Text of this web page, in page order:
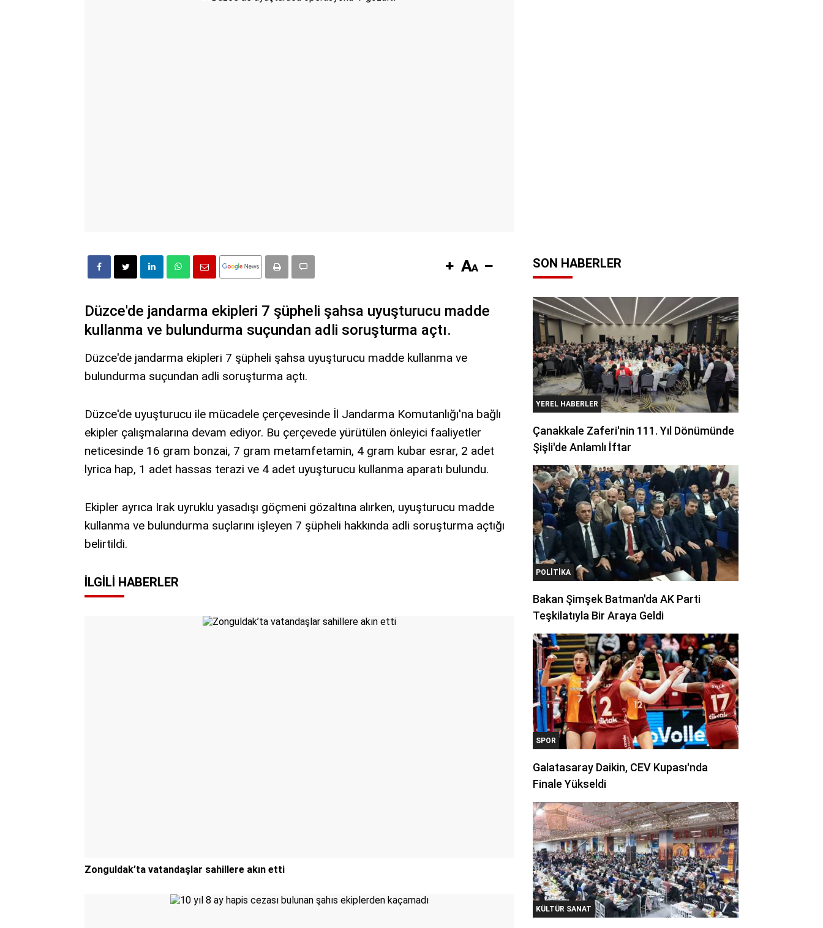
Düzce'de jandarma ekipleri 7 şüpheli şahsa uyuşturucu madde
kullanma ve bulundurma suçundan adli soruşturma açtı.
Düzce'de jandarma ekipleri 7 şüpheli şahsa uyuşturucu madde kullanma ve
bulundurma suçundan adli soruşturma açtı.
Düzce'de uyuşturucu ile mücadele çerçevesinde İl Jandarma Komutanlığı'na bağlı
ekipler çalışmalarına devam ediyor. Bu çerçevede yürütülen önleyici faaliyetler
neticesinde 16 gram bonzai, 7 gram metamfetamin, 4 gram kubar esrar, 2 adet
lyrica hap, 1 adet hassas terazi ve 4 adet uyuşturucu kullanma aparatı bulundu.
Ekipler ayrıca Irak uyruklu yasadışı göçmeni gözaltına alırken, uyuşturucu madde
kullanma ve bulundurma suçlarını işleyen 7 şüpheli hakkında adli soruşturma açtığı
belirtildi.
İLGILI HABERLER
Zonguldak’ta vatandaşlar sahillere akın etti
SON HABERLER
YEREL HABERLER
Çanakkale Zaferi'nin 111. Yıl Dönümünde
Şişli'de Anlamlı İftar
POLITIKA
Bakan Şimşek Batman'da AK Parti
Teşkilatıyla Bir Araya Geldi
SPOR
Galatasaray Daikin, CEV Kupası'nda
Finale Yükseldi
KÜLTÜR SANAT